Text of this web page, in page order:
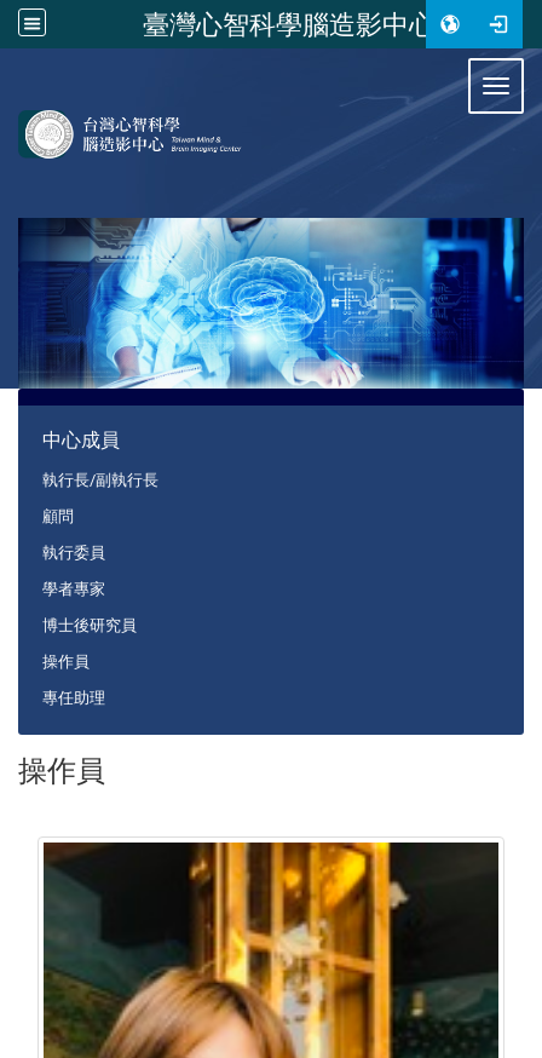
臺灣心智科學腦造影中心
中心成員
執行長/副執行長
顧問
執行委員
學者專家
博士後研究員
操作員
專任助理
操作員